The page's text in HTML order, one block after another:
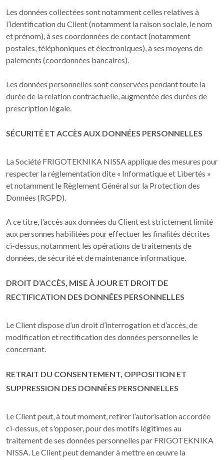
Les données collectées sont notamment celles relatives à
l’identification du Client (notamment la raison sociale, le nom
et prénom), à ses coordonnées de contact (notamment
postales, téléphoniques et électroniques), à ses moyens de
paiements (coordonnées bancaires).
Les données personnelles sont conservées pendant toute la
durée de la relation contractuelle, augmentée des durées de
prescription légale.
SÉCURITÉ ET ACCÈS AUX DONNÉES PERSONNELLES
La Société FRIGOTEKNIKA NISSA applique des mesures pour
respecter la réglementation dite « Informatique et Libertés »
et notamment le Règlement Général sur la Protection des
Données (RGPD).
A ce titre, l’accès aux données du Client est strictement limité
aux personnes habilitées pour effectuer les finalités décrites
ci-dessus, notamment les opérations de traitements de
données, de sécurité et de maintenance informatique.
DROIT D'ACCÈS, MISE À JOUR ET DROIT DE
RECTIFICATION DES DONNÉES PERSONNELLES
Le Client dispose d’un droit d’interrogation et d’accès, de
modification et rectification des données personnelles le
concernant.
RETRAIT DU CONSENTEMENT, OPPOSITION ET
SUPPRESSION DES DONNÉES PERSONNELLES
Le Client peut, à tout moment, retirer l’autorisation accordée
ci-dessus, et s'opposer, pour des motifs légitimes au
traitement de ses données personnelles par FRIGOTEKNIKA
NISSA. Le Client peut demander à mettre en œuvre la